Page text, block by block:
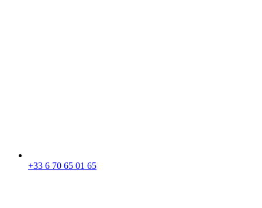
+33 6 70 65 01 65